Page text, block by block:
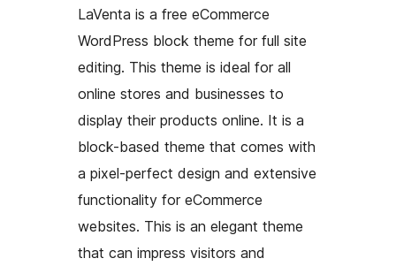
LaVenta is a free eCommerce
WordPress block theme for full site
editing. This theme is ideal for all
online stores and businesses to
display their products online. It is a
block-based theme that comes with
a pixel-perfect design and extensive
functionality for eCommerce
websites. This is an elegant theme
that can impress visitors and